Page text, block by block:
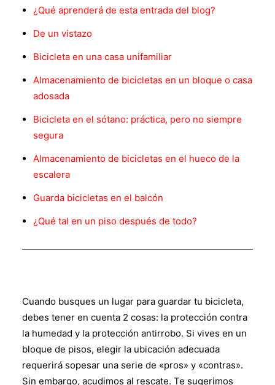
¿Qué aprenderá de esta entrada del blog?
De un vistazo
Bicicleta en una casa unifamiliar
Almacenamiento de bicicletas en un bloque o casa
adosada
Bicicleta en el sótano: práctica, pero no siempre
segura
Almacenamiento de bicicletas en el hueco de la
escalera
Guarda bicicletas en el balcón
¿Qué tal en un piso después de todo?
Cuando busques un lugar para guardar tu bicicleta,
debes tener en cuenta 2 cosas: la protección contra
la humedad y la protección antirrobo. Si vives en un
bloque de pisos, elegir la ubicación adecuada
requerirá sopesar una serie de «pros» y «contras».
Sin embargo, acudimos al rescate. Te sugerimos